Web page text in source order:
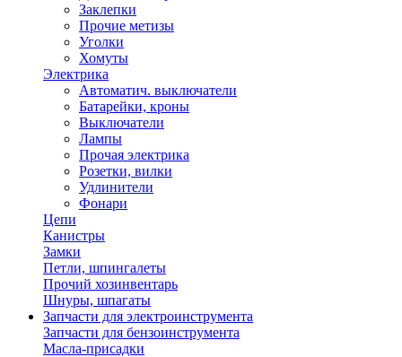
Заклепки
Прочие метизы
Уголки
Хомуты
Электрика
Автоматич. выключатели
Батарейки, кроны
Выключатели
Лампы
Прочая электрика
Розетки, вилки
Удлинители
Фонари
Цепи
Канистры
Замки
Петли, шпингалеты
Прочий хозинвентарь
Шнуры, шпагаты
Запчасти для электроинструмента
Запчасти для бензоинструмента
Масла-присадки